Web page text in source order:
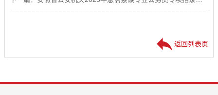
返回列表页